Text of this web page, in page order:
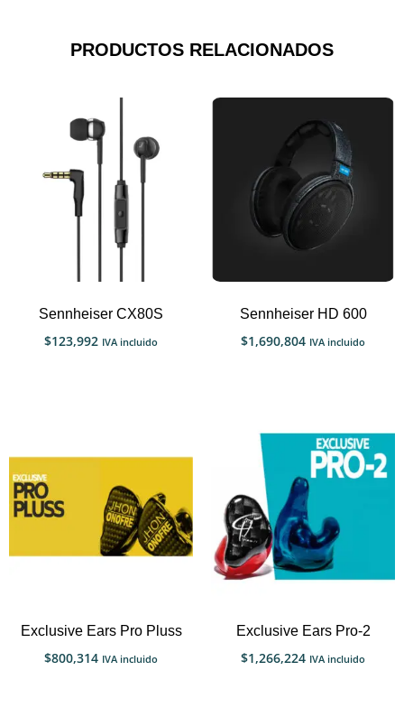
PRODUCTOS RELACIONADOS
Sennheiser CX80S
$123,992 IVA incluido
Sennheiser HD 600
$1,690,804 IVA incluido
Exclusive Ears Pro Pluss
$800,314 IVA incluido
Exclusive Ears Pro-2
$1,266,224 IVA incluido